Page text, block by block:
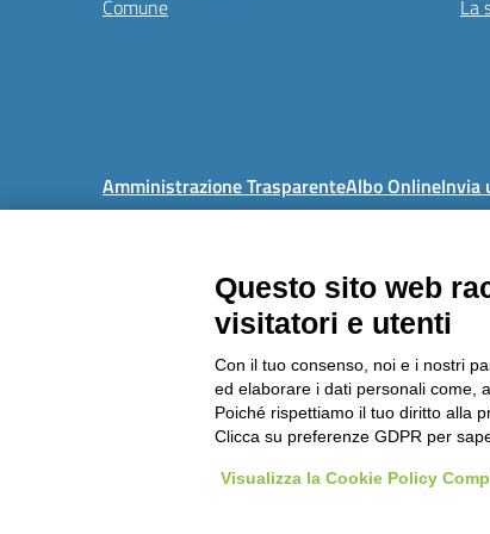
Comune
La
Amministrazione TrasparenteAlbo OnlineInvia
Questo sito web
visitatori e utenti
Con il tuo consenso, noi e i nostri
ed elaborare i dati personali come,
Poiché rispettiamo il tuo diritto alla
Clicca su preferenze GDPR per
Visualizza la Cookie Policy